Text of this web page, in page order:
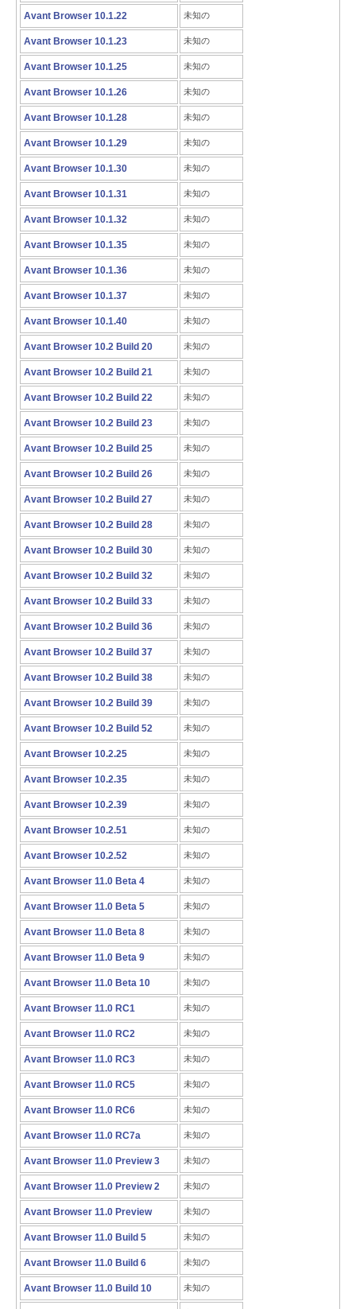
Avant Browser 10.1.22 未知の
Avant Browser 10.1.23 未知の
Avant Browser 10.1.25 未知の
Avant Browser 10.1.26 未知の
Avant Browser 10.1.28 未知の
Avant Browser 10.1.29 未知の
Avant Browser 10.1.30 未知の
Avant Browser 10.1.31 未知の
Avant Browser 10.1.32 未知の
Avant Browser 10.1.35 未知の
Avant Browser 10.1.36 未知の
Avant Browser 10.1.37 未知の
Avant Browser 10.1.40 未知の
Avant Browser 10.2 Build 20 未知の
Avant Browser 10.2 Build 21 未知の
Avant Browser 10.2 Build 22 未知の
Avant Browser 10.2 Build 23 未知の
Avant Browser 10.2 Build 25 未知の
Avant Browser 10.2 Build 26 未知の
Avant Browser 10.2 Build 27 未知の
Avant Browser 10.2 Build 28 未知の
Avant Browser 10.2 Build 30 未知の
Avant Browser 10.2 Build 32 未知の
Avant Browser 10.2 Build 33 未知の
Avant Browser 10.2 Build 36 未知の
Avant Browser 10.2 Build 37 未知の
Avant Browser 10.2 Build 38 未知の
Avant Browser 10.2 Build 39 未知の
Avant Browser 10.2 Build 52 未知の
Avant Browser 10.2.25 未知の
Avant Browser 10.2.35 未知の
Avant Browser 10.2.39 未知の
Avant Browser 10.2.51 未知の
Avant Browser 10.2.52 未知の
Avant Browser 11.0 Beta 4 未知の
Avant Browser 11.0 Beta 5 未知の
Avant Browser 11.0 Beta 8 未知の
Avant Browser 11.0 Beta 9 未知の
Avant Browser 11.0 Beta 10 未知の
Avant Browser 11.0 RC1 未知の
Avant Browser 11.0 RC2 未知の
Avant Browser 11.0 RC3 未知の
Avant Browser 11.0 RC5 未知の
Avant Browser 11.0 RC6 未知の
Avant Browser 11.0 RC7a 未知の
Avant Browser 11.0 Preview 3 未知の
Avant Browser 11.0 Preview 2 未知の
Avant Browser 11.0 Preview 未知の
Avant Browser 11.0 Build 5 未知の
Avant Browser 11.0 Build 6 未知の
Avant Browser 11.0 Build 10 未知の